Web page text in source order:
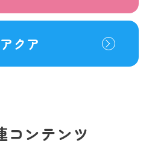
アクア
コンテンツ